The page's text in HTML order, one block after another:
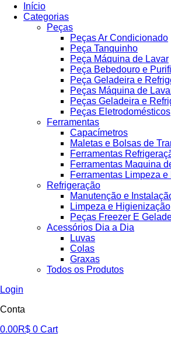
Início
Categorias
Peças
Peças Ar Condicionado
Peça Tanquinho
Peça Máquina de Lavar
Peça Bebedouro e
Peça Geladeira e
Peças Máquina de
Peças Geladeira e
Peças Eletrodomésticos
Ferramentas
Capacímetros
Maletas e Bolsas de
Ferramentas
Ferramentas Maquina
Ferramentas Limpeza
Refrigeração
Manutenção e
Limpeza e Higienização
Peças Freezer E
Acessórios Dia a Dia
Luvas
Colas
Graxas
Todos os Produtos
Login
Conta
0.00R$ 0 Cart